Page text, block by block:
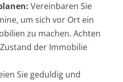
Vereinbaren Sie
um sich vor Ort ein
zu machen. Achten
der Immobilie
Sie geduldig und